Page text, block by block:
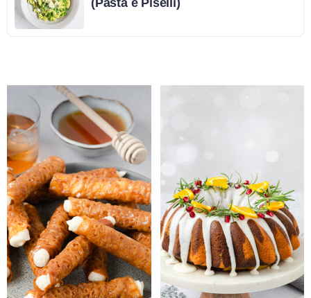
(Pasta e Piselli)